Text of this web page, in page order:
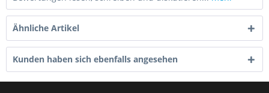
Ähnliche Artikel
Kunden haben sich ebenfalls angesehen